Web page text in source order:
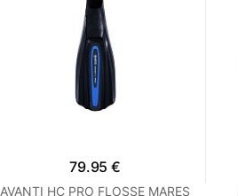
79.95 €
AVANTI HC PRO FLOSSE MARES